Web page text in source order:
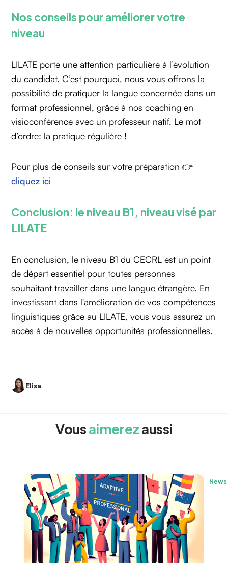
Nos conseils pour améliorer votre
niveau
LILATE porte une attention particulière à l’évolution
du candidat. C’est pourquoi, nous vous offrons la
possibilité de pratiquer la langue concernée dans un
format professionnel, grâce à nos coaching en
visioconférence avec un professeur natif. Le mot
d’ordre: la pratique régulière !
Pour plus de conseils sur votre préparation 👉
cliquez ici
Conclusion: le niveau B1, niveau visé par
LILATE
En conclusion, le niveau B1 du CECRL est un point
de départ essentiel pour toutes personnes
souhaitant travailler dans une langue étrangère. En
investissant dans l'amélioration de vos compétences
linguistiques grâce au LILATE, vous vous assurez un
accès à de nouvelles opportunités professionnelles.
Elisa
Vousaimerezaussi
News